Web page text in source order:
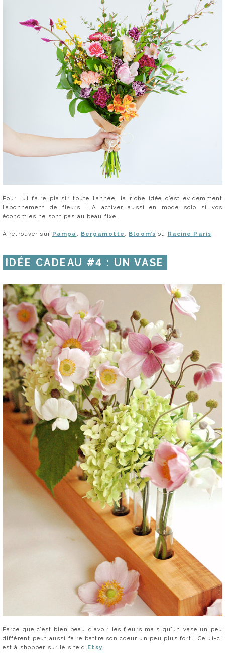
Pour lui faire plaisir toute l’année, la riche idée c’est évidemment
l’abonnement de fleurs ! A activer aussi en mode solo si vos
économies ne sont pas au beau fixe.
A retrouver sur Pampa Bergamotte Bloom’s ou Racine Paris
IDÉE CADEAU #4 : UN VASE
Parce que c’est bien beau d’avoir les fleurs mais qu’un vase un peu
différent peut aussi faire battre son coeur un peu plus fort ! Celui-ci
est à shopper sur le site d’ Etsy